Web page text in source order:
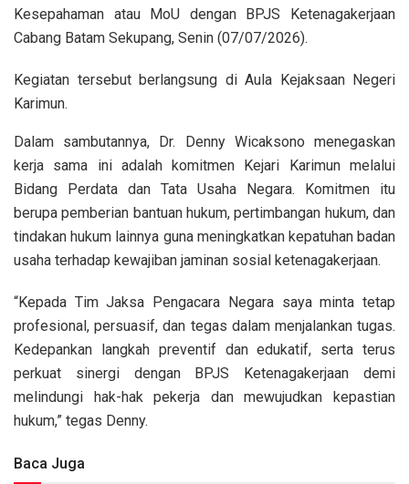
Kesepahaman atau MoU dengan BPJS Ketenagakerjaan
Cabang Batam Sekupang, Senin (07/07/2026).
Kegiatan tersebut berlangsung di Aula Kejaksaan Negeri
Karimun.
Dalam sambutannya, Dr. Denny Wicaksono menegaskan
kerja sama ini adalah komitmen Kejari Karimun melalui
Bidang Perdata dan Tata Usaha Negara. Komitmen itu
berupa pemberian bantuan hukum, pertimbangan hukum, dan
tindakan hukum lainnya guna meningkatkan kepatuhan badan
usaha terhadap kewajiban jaminan sosial ketenagakerjaan.
“Kepada Tim Jaksa Pengacara Negara saya minta tetap
profesional, persuasif, dan tegas dalam menjalankan tugas.
Kedepankan langkah preventif dan edukatif, serta terus
perkuat sinergi dengan BPJS Ketenagakerjaan demi
melindungi hak-hak pekerja dan mewujudkan kepastian
hukum,” tegas Denny.
Baca Juga